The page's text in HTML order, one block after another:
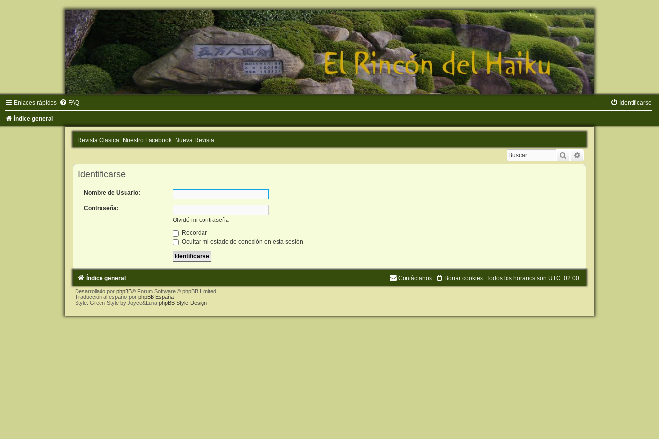
Enlaces rápidos FAQ Identificarse
Índice general
Revista Clasica Nuestro Facebook Nueva Revista
Buscar
Identificarse
Nombre de Usuario:
Contraseña:
Olvidé mi contraseña
Recordar
Ocultar mi estado de conexión en esta sesión
Índice general Todos los horarios son UTC+02:00
Borrar cookies
Contáctanos
Desarrollado por phpBB® Forum Software © phpBB Limited
Traducción al español por phpBB España
Style: Green-Style by Joyce&Luna phpBB-Style-Design